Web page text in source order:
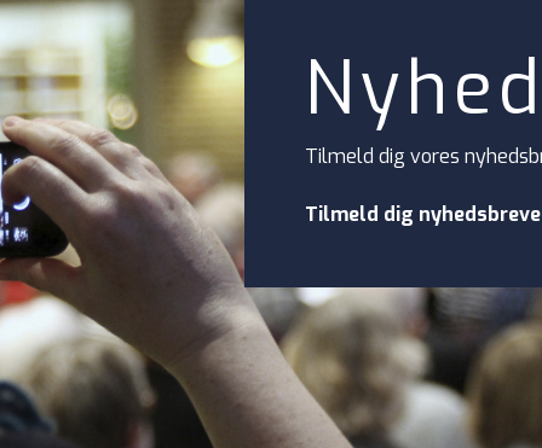
Tilmeld dig vores
Tilmeld dig